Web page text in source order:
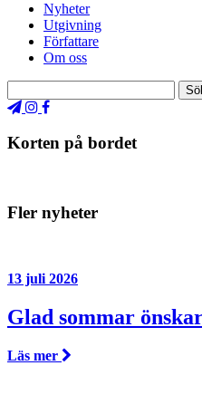
Nyheter
Utgivning
Författare
Om oss
Korten på bordet
Fler nyheter
13 juli 2026
Glad sommar
Läs mer